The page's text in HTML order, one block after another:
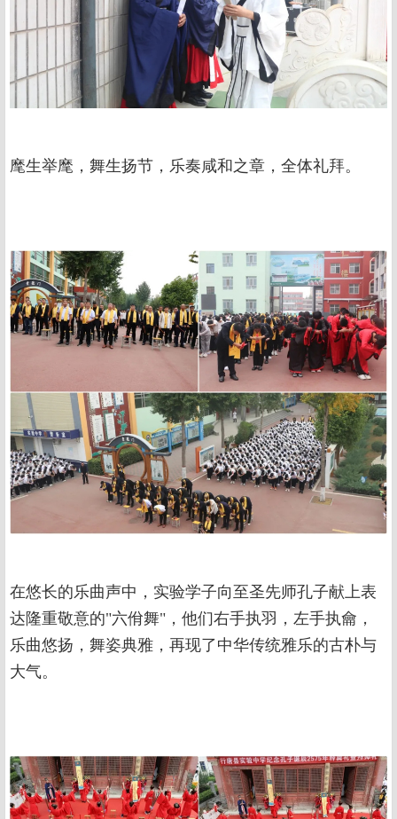
麾生举麾，舞生扬节，乐奏咸和之章，全体礼拜。
在悠长的乐曲声中，实验学子向至圣先师孔子献上表
达隆重敬意的"六佾舞"，他们右手执羽，左手执龠，
乐曲悠扬，舞姿典雅，再现了中华传统雅乐的古朴与
大气。